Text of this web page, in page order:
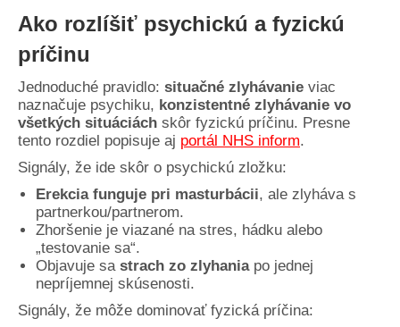
Ako rozlíšiť psychickú a fyzickú
príčinu
Jednoduché pravidlo: situačné zlyhávanie viac
naznačuje psychiku, konzistentné zlyhávanie vo
všetkých situáciách skôr fyzickú príčinu. Presne
tento rozdiel popisuje aj portál NHS inform.
Signály, že ide skôr o psychickú zložku:
Erekcia funguje pri masturbácii, ale zlyháva s
partnerkou/partnerom.
Zhoršenie je viazané na stres, hádku alebo
„testovanie sa“.
Objavuje sa strach zo zlyhaniapo jednej
nepríjemnej skúsenosti.
Signály, že môže dominovať fyzická príčina: